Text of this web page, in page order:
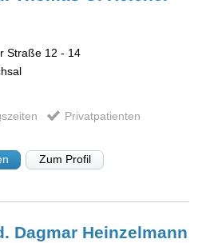
Straße 12 - 14
Privatpatienten
Zum Profil
Dagmar Heinzelmann